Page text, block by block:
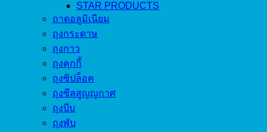
STAR PRODUCTS
ถาดอลูมิเนียม
ถุงกระดาษ
ถุงกาว
ถุงคุกกี้
ถุงซิปล็อค
ถุงซีลสูญญกาศ
ถุงบีบ
ถุงพับ